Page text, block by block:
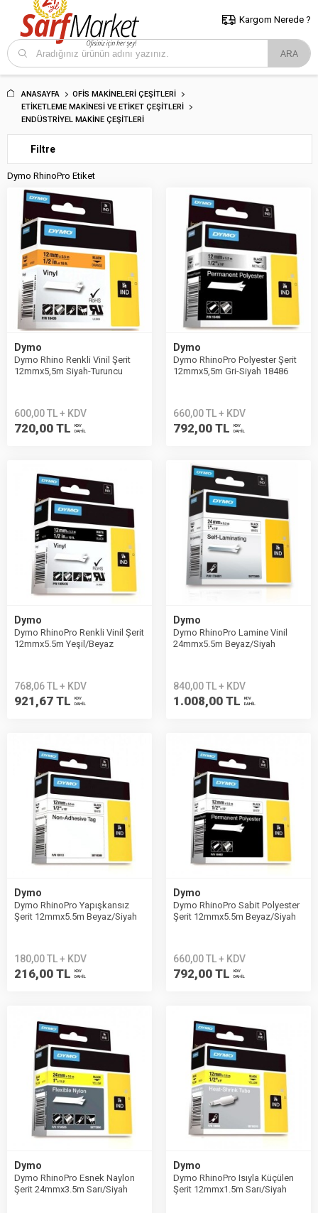
5000 TL ve Üzeri Alışverişlerde İstanbul İçi Kargo Bedava!
ve Trakya İçin Tıklayın..
Kargom Nerede ?
ANASAYFA
OFIS MAKINELERI ÇEŞITLERI
ETIKETLEME MAKINESI VE ETIKET ÇEŞITLERI
ENDÜSTRIYEL MAKINE ÇEŞITLERI
Filtre
Dymo RhinoPro Etiket
Dymo
Dymo Rhino Renkli Vinil Şerit
12mmx5,5m Siyah-Turuncu
600,00 TL + KDV
720,00 TL
KDV
DAHİL
Dymo
Dymo RhinoPro Polyester Şerit
12mmx5,5m Gri-Siyah 18486
660,00 TL + KDV
792,00 TL
KDV
DAHİL
Dymo
Dymo RhinoPro Renkli Vinil Şerit
12mmx5.5m Yeşil/Beyaz
768,06 TL + KDV
921,67 TL
KDV
DAHİL
Dymo
Dymo RhinoPro Lamine Vinil
24mmx5.5m Beyaz/Siyah
840,00 TL + KDV
1.008,00 TL
KDV
DAHİL
Dymo
Dymo RhinoPro Yapışkansız
Şerit 12mmx5.5m Beyaz/Siyah
180,00 TL + KDV
216,00 TL
KDV
DAHİL
Dymo
Dymo RhinoPro Sabit Polyester
Şerit 12mmx5.5m Beyaz/Siyah
660,00 TL + KDV
792,00 TL
KDV
DAHİL
Dymo
Dymo RhinoPro Esnek Naylon
Şerit 24mmx3.5m Sarı/Siyah
Dymo
Dymo RhinoPro Isıyla Küçülen
Şerit 12mmx1.5m Sarı/Siyah